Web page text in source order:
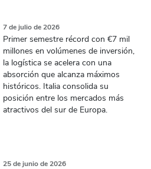
7 de julio de 2026
Primer semestre récord con €7 mil
millones en volúmenes de inversión,
la logística se acelera con una
absorción que alcanza máximos
históricos. Italia consolida su
posición entre los mercados más
atractivos del sur de Europa.
25 de junio de 2026